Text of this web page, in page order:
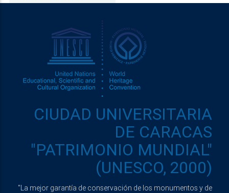
CIUDAD UNIVERSITARIA
DE CARACAS
"PATRIMONIO MUNDIAL"
(UNESCO, 2000)
"La mejor garantía de conservación de los monumentos y de